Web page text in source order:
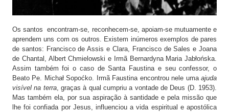
Os santos encontram-se, reconhecem-se, apoiam-se mutuamente e
aprendem uns com os outros. Existem inúmeros exemplos de pares
de santos: Francisco de Assis e Clara, Francisco de Sales e Joana
de Chantal, Albert Chmielowski e Irmã Bernardyna Maria Jabłońska.
Assim também foi o caso de Santa Faustina e seu confessor, o
Beato Pe. Michał Sopoćko. Irmã Faustina encontrou nele uma ajuda
visível na terra, graças à qual cumpriu a vontade de Deus (D. 1953).
Mas também ela, por sua aspiração à santidade e pela missão que
lhe foi confiada por Jesus, influenciou a vida espiritual e apostólica